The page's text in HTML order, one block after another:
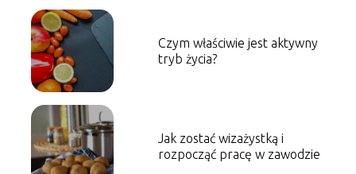
Czym właściwie jest aktywny
tryb życia?
Jak zostać wizażystką i
rozpocząć pracę w zawodzie